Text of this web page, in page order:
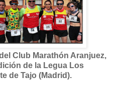
Club Marathón Aranjuez,
de la Legua Los
de Tajo (Madrid).